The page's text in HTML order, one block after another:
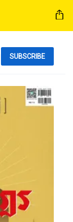
SUBSCRIBE